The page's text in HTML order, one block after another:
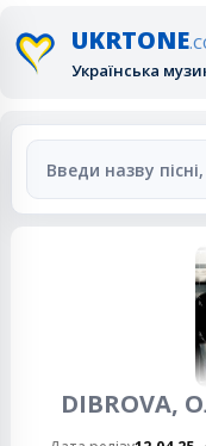
UKRTONE
Українська
DIBROVA,